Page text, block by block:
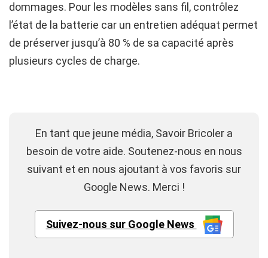
dommages. Pour les modèles sans fil, contrôlez
l’état de la batterie car un entretien adéquat permet
de préserver jusqu’à 80 % de sa capacité après
plusieurs cycles de charge.
En tant que jeune média, Savoir Bricoler a
besoin de votre aide. Soutenez-nous en nous
suivant et en nous ajoutant à vos favoris sur
Google News. Merci !
Suivez-nous sur Google News